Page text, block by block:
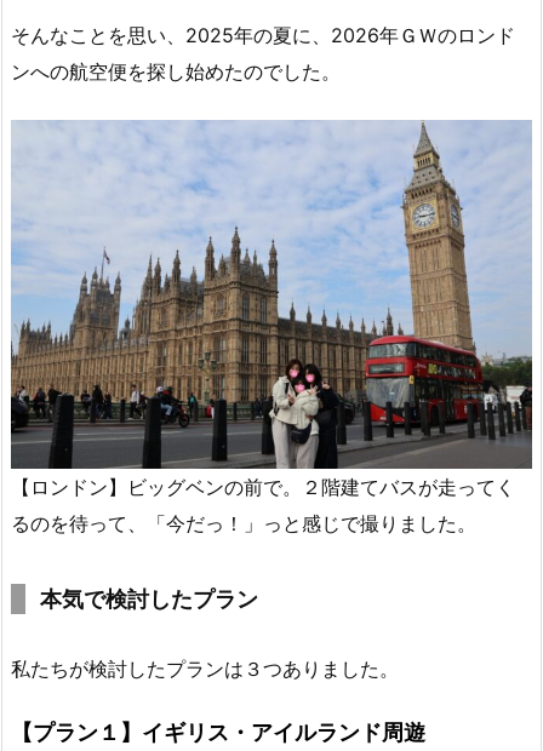
そんなことを思い、2025年の夏に、2026年ＧＷのロンド
ンへの航空便を探し始めたのでした。
【ロンドン】ビッグベンの前で。２階建てバスが走ってく
るのを待って、「今だっ！」っと感じで撮りました。
本気で検討したプラン
私たちが検討したプランは３つありました。
【プラン１】イギリス・アイルランド周遊